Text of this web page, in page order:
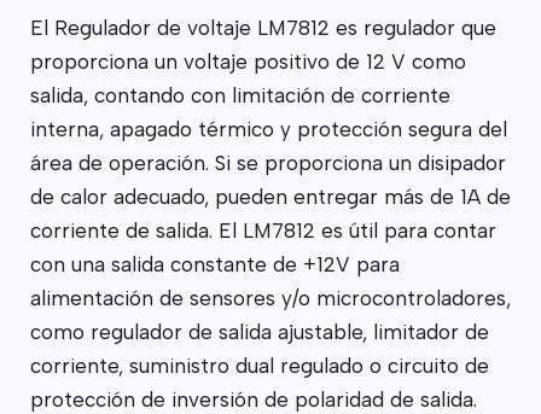
El Regulador de voltaje LM7812 es regulador que
proporciona un voltaje positivo de 12 V como
salida, contando con limitación de corriente
interna, apagado térmico y protección segura del
área de operación. Si se proporciona un disipador
de calor adecuado, pueden entregar más de 1A de
corriente de salida. El LM7812 es útil para contar
con una salida constante de +12V para
alimentación de sensores y/o microcontroladores,
como regulador de salida ajustable, limitador de
corriente, suministro dual regulado o circuito de
protección de inversión de polaridad de salida.